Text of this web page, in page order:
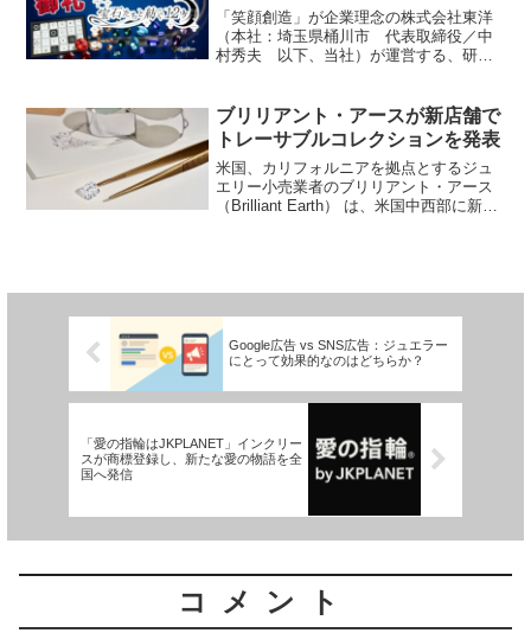
「笑顔創造」が企業理念の株式会社東洋
（本社：埼玉県桶川市 代表取締役／中
村秀夫 以下、当社）が運営する、研磨
（裸石）」を扱う、関東最大級のルース
専門店「東洋ルース」が手...
ブリリアント・アースが新店舗で
トレーサブルコレクションを発表
米国、カリフォルニアを拠点とするジュ
エリー小売業者のブリリアント・アース
（Brilliant Earth） は、米国中西部に新た
Google広告 vs SNS広告：ジュエラー
にとって効果的なのはどちらか？
「愛の指輪はJKPLANET」インクリー
スが商標登録し、新たな愛の物語を全
国へ発信
コメント